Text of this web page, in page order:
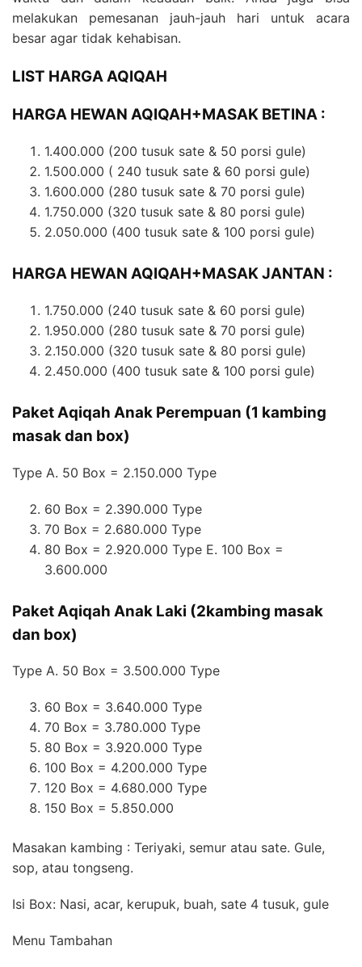
melakukan pemesanan jauh-jauh hari untuk acara
besar agar tidak kehabisan.
LIST HARGA AQIQAH
HARGA HEWAN AQIQAH+MASAK BETINA :
1.400.000 (200 tusuk sate & 50 porsi gule)
1.500.000 ( 240 tusuk sate & 60 porsi gule)
1.600.000 (280 tusuk sate & 70 porsi gule)
1.750.000 (320 tusuk sate & 80 porsi gule)
2.050.000 (400 tusuk sate & 100 porsi gule)
HARGA HEWAN AQIQAH+MASAK JANTAN :
1.750.000 (240 tusuk sate & 60 porsi gule)
1.950.000 (280 tusuk sate & 70 porsi gule)
2.150.000 (320 tusuk sate & 80 porsi gule)
2.450.000 (400 tusuk sate & 100 porsi gule)
Paket Aqiqah Anak Perempuan (1 kambing
masak dan box)
Type A. 50 Box = 2.150.000 Type
60 Box = 2.390.000 Type
70 Box = 2.680.000 Type
80 Box = 2.920.000 Type E. 100 Box =
3.600.000
Paket Aqiqah Anak Laki (2kambing masak
dan box)
Type A. 50 Box = 3.500.000 Type
60 Box = 3.640.000 Type
70 Box = 3.780.000 Type
80 Box = 3.920.000 Type
100 Box = 4.200.000 Type
120 Box = 4.680.000 Type
150 Box = 5.850.000
Masakan kambing : Teriyaki, semur atau sate. Gule,
sop, atau tongseng.
Isi Box: Nasi, acar, kerupuk, buah, sate 4 tusuk, gule
Menu Tambahan